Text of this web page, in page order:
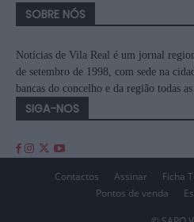
SOBRE NÓS
Notícias de Vila Real é um jornal
de setembro de 1998, com sede na
bancas do concelho e da região todas
SIGA-NOS
Contactos Assinar Ficha
Pontos de venda